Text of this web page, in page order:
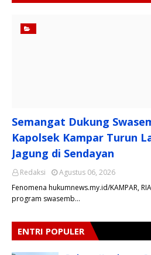
Semangat Dukung
Kapolsek Kampar Turun
Jagung di Sendayan
Redaksi
Agustus 06, 2026
Fenomena hukumnews.my.id/KAMPAR,
program swasemb…
ENTRI POPULER